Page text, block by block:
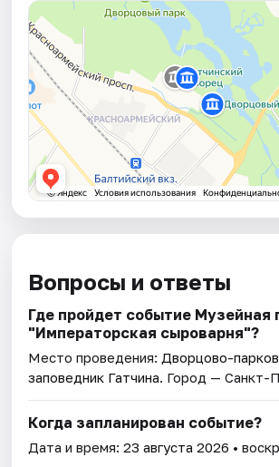
Вопросы и ответы
Где пройдет событие Музейная
"Императорская сыроварня"?
Место проведения: Дворцово-
заповедник Гатчина. Город — Санкт-
Когда запланирован событие?
Дата и время:23 августа 2026 •